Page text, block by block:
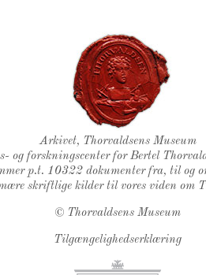
Thorvaldsens Segl
Arkivet, Thorvaldsens Museum
og forskningscenter for Bertel
p.t. 10322 dokumenter fra, til og
skriftlige kilder til vores viden om
© Thorvaldsens Museum
Tilgængelighedserklæring